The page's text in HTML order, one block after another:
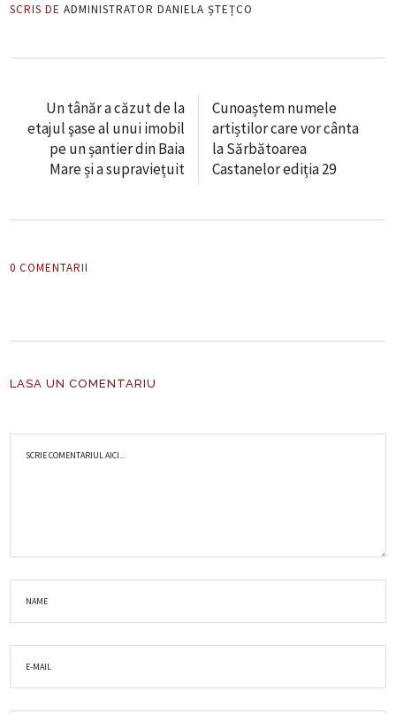
SCRIS DE ADMINISTRATOR DANIELA ȘTEȚCO
Un tânăr a căzut de la
etajul şase al unui imobil
pe un șantier din Baia
Mare și a supraviețuit
Cunoaștem numele
artiștilor care vor cânta
la Sărbătoarea
Castanelor ediția 29
0 COMENTARII
LASA UN COMENTARIU